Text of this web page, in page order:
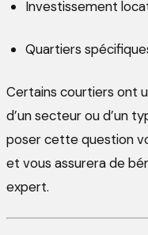
Investissement
Quartiers
Certains courtiers ont
d’un secteur ou d’un
poser cette question
et vous assurera de
expert.